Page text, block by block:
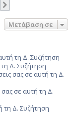
Μετάβαση σε
τη Δ. Συζήτηση
Δ. Συζήτηση
σας σε αυτή τη Δ.
σας σε αυτή τη Δ.
τη Δ. Συζήτηση